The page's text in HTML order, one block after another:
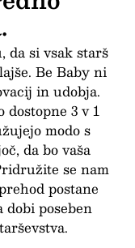
da si vsak starš
Be Baby ni
in udobja.
3 v 1
modo s
da bo vaša
se nam
postane
poseben